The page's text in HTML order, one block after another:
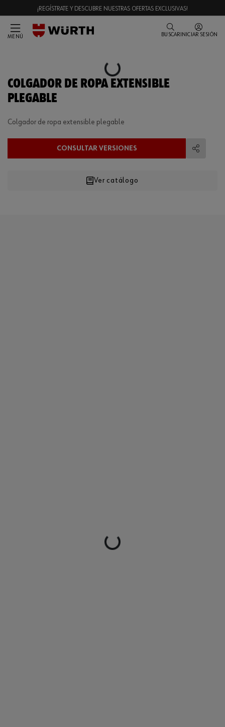
¡REGÍSTRATE Y DESCUBRE NUESTRAS OFERTAS EXCLUSIVAS!
MENÚ BUSCAR INICIAR SESIÓN
Loading...
COLGADOR DE ROPA EXTENSIBLE
PLEGABLE
Colgador de ropa extensible plegable
CONSULTAR VERSIONES
Ver catálogo